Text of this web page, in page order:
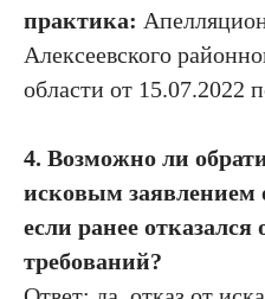
практика:
Алексеевского
области от 15.07.2022
4. Возможно ли
исковым заявлением
если ранее
требований?